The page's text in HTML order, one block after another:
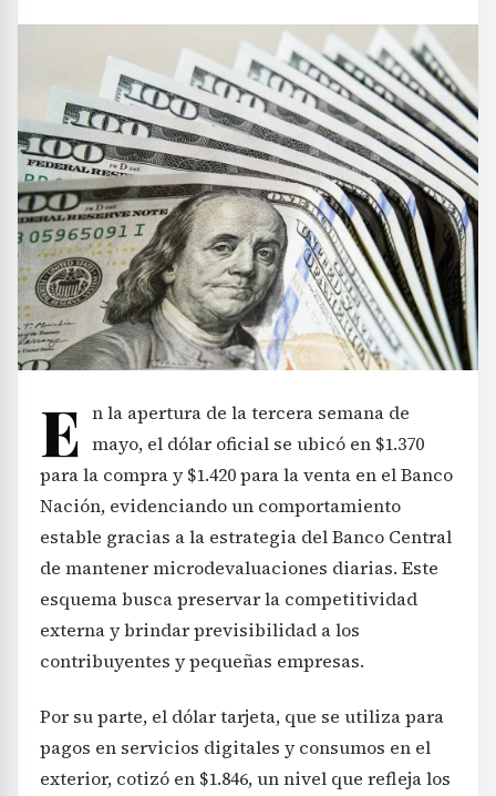
E n la apertura de la tercera semana de
mayo, el dólar oficial se ubicó en $1.370
para la compra y $1.420 para la venta en el Banco
Nación, evidenciando un comportamiento
estable gracias a la estrategia del Banco Central
de mantener microdevaluaciones diarias. Este
esquema busca preservar la competitividad
externa y brindar previsibilidad a los
contribuyentes y pequeñas empresas.
Por su parte, el dólar tarjeta, que se utiliza para
pagos en servicios digitales y consumos en el
exterior, cotizó en $1.846, un nivel que refleja los